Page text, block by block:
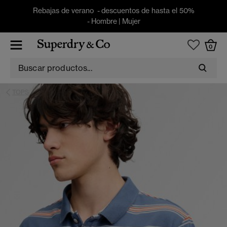
Rebajas de verano - descuentos de hasta el 50%
- Hombre| Mujer
0